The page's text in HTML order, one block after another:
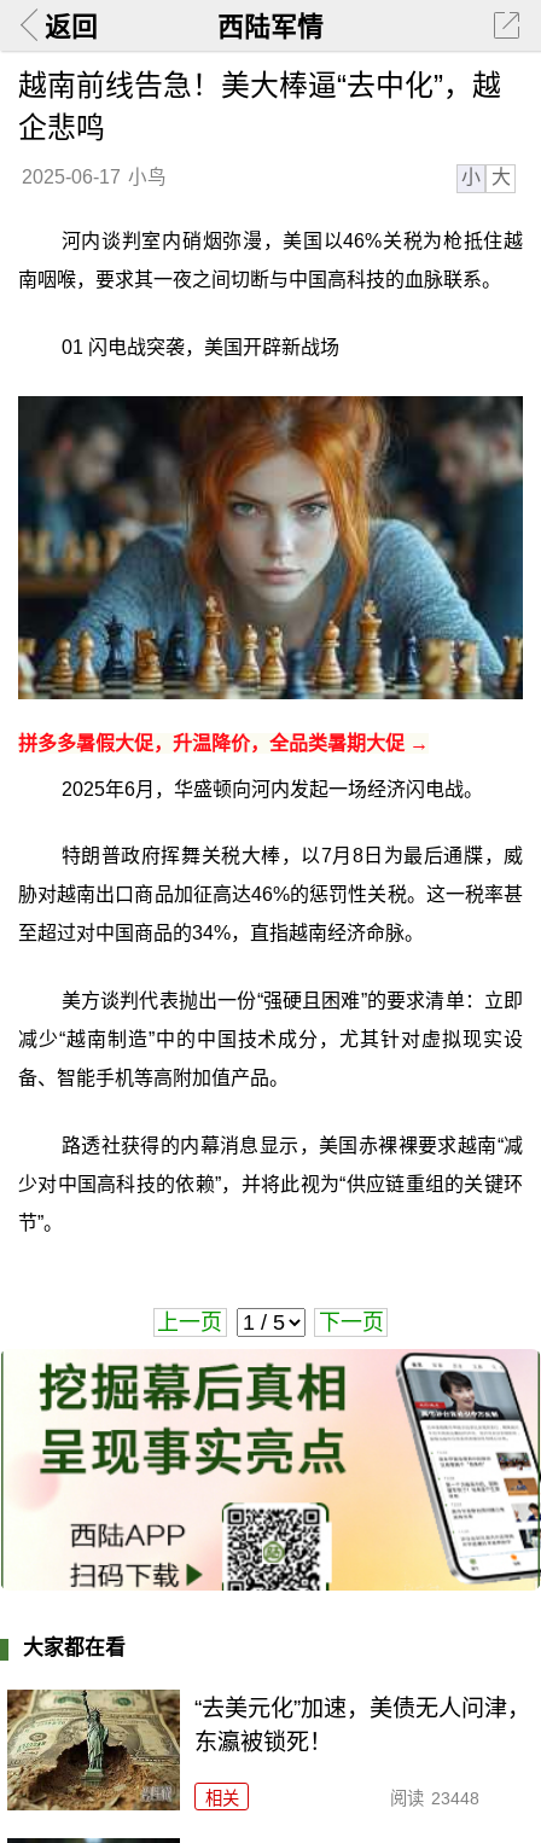
返回 西陆军情
越南前线告急！美大棒逼“去中化”，越
企悲鸣
2025-06-17 小鸟 小 大
河内谈判室内硝烟弥漫，美国以46%关税为枪抵住越
南咽喉，要求其一夜之间切断与中国高科技的血脉联系。
01 闪电战突袭，美国开辟新战场
拼多多暑假大促，升温降价，全品类暑期大促 →
2025年6月，华盛顿向河内发起一场经济闪电战。
特朗普政府挥舞关税大棒，以7月8日为最后通牒，威
胁对越南出口商品加征高达46%的惩罚性关税。这一税率甚
至超过对中国商品的34%，直指越南经济命脉。
美方谈判代表抛出一份“强硬且困难”的要求清单：立即
减少“越南制造”中的中国技术成分，尤其针对虚拟现实设
备、智能手机等高附加值产品。
路透社获得的内幕消息显示，美国赤裸裸要求越南“减
少对中国高科技的依赖”，并将此视为“供应链重组的关键环
节”。
上一页 下一页
大家都在看
“去美元化”加速，美债无人问津，
东瀛被锁死！
相关 阅读 23448